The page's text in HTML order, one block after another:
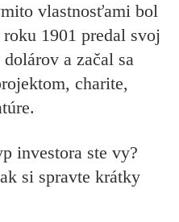
vlastnosťami bol
1901 predal svoj
a začal sa
charite,
investora ste vy?
si spravte krátky